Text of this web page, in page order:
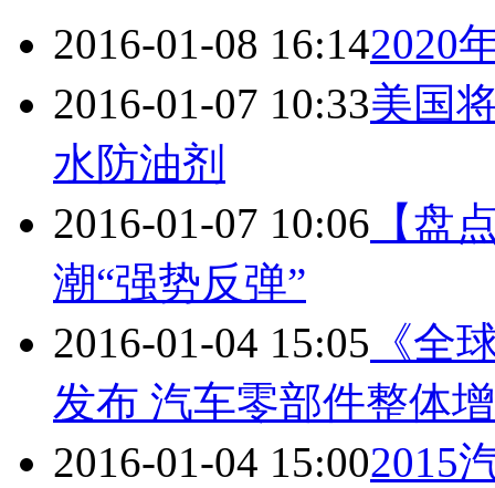
2016-01-08 16:142020
2016-01-07 10:33美国
水防油剂
2016-01-07 10:06 【盘
潮“强势反弹”
2016-01-04 15:05 《全
发布 汽车零部件整体
2016-01-04 15:002015